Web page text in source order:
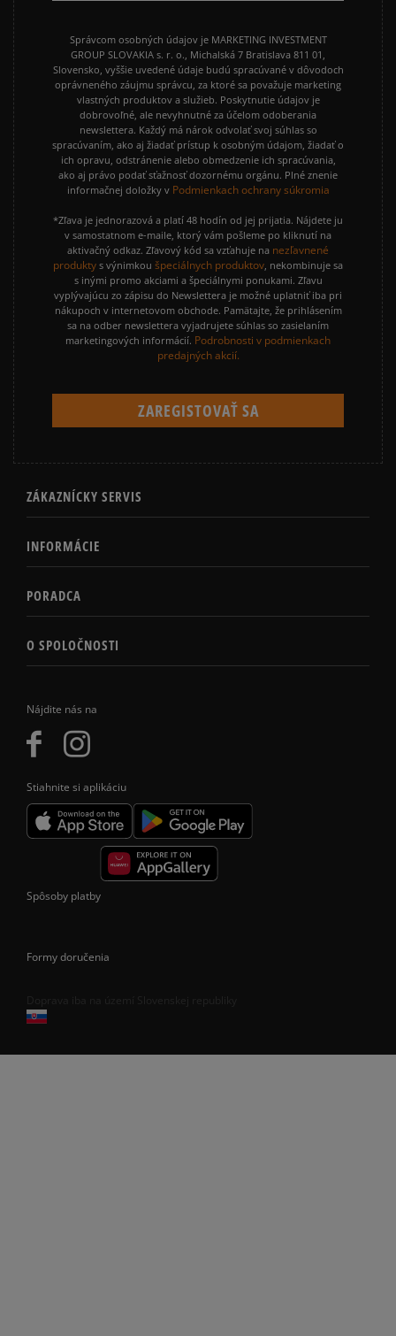
Nájdite nás na
Stiahnite si aplikáciu
Správcom osobných údajov je MARKETING INVESTMENT
GROUP SLOVAKIA s. r. o., Michalská 7 Bratislava 811 01,
Slovensko, vyššie uvedené údaje budú spracúvané v dôvodoch
oprávneného záujmu správcu, za ktoré sa považuje marketing
vlastných produktov a služieb. Poskytnutie údajov je
dobrovoľné, ale nevyhnutné za účelom odoberania
newslettera. Každý má nárok odvolať svoj súhlas so
spracúvaním, ako aj žiadať prístup k osobným údajom, žiadať o
ich opravu, odstránenie alebo obmedzenie ich spracúvania,
ako aj právo podať sťažnosť dozornému orgánu. Plné znenie
informačnej doložky v Podmienkach ochrany súkromia
*Zľava je jednorazová a platí 48 hodín od jej prijatia. Nájdete ju
v samostatnom e-maile, ktorý vám pošleme po kliknutí na
aktivačný odkaz. Zľavový kód sa vzťahuje na nezľavnené
produkty s výnimkou špeciálnych produktov, nekombinuje sa
s inými promo akciami a špeciálnymi ponukami. Zľavu
vyplývajúcu zo zápisu do Newslettera je možné uplatniť iba pri
nákupoch v internetovom obchode. Pamätajte, že prihlásením
sa na odber newslettera vyjadrujete súhlas so zasielaním
marketingových informácií. Podrobnosti v podmienkach
predajných akcií.
ZÁKAZNÍCKY SERVIS
INFORMÁCIE
PORADCA
O SPOLOČNOSTI
Spôsoby platby
Formy doručenia